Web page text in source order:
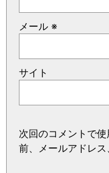
メール ※
サイト
次回のコメントで
前、メールアドレス